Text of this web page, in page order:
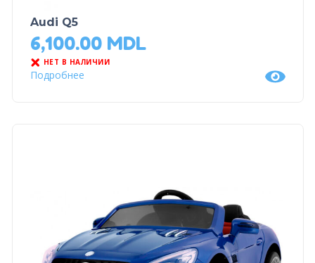
Audi Q5
6,100.00 MDL
НЕТ В НАЛИЧИИ
Подробнее